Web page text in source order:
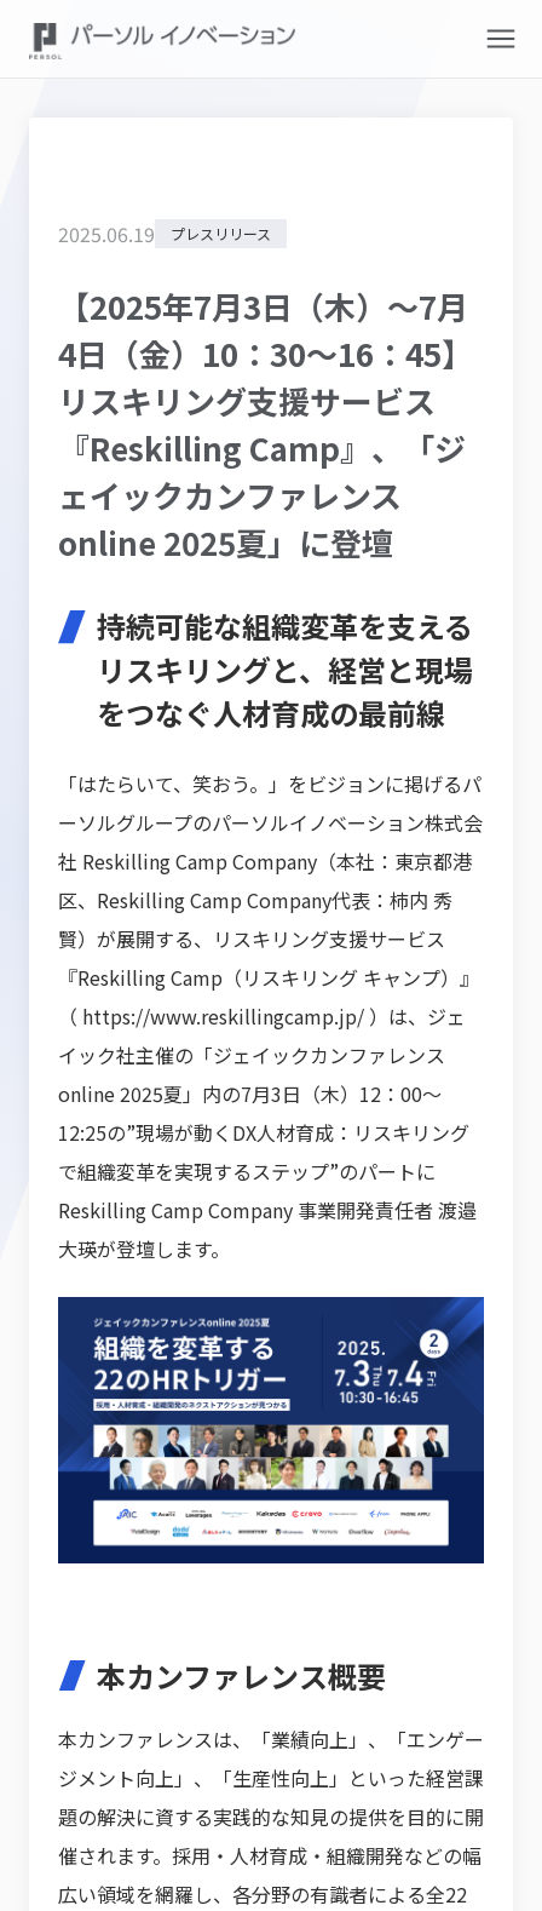
2025.06.19 プレスリリース
【2025年7月3日（木）～7月
4日（金）10：30～16：45】
リスキリング支援サービス
『Reskilling Camp』、「ジ
ェイックカンファレンス
online 2025夏」に登壇
持続可能な組織変革を支える
リスキリングと、経営と現場
をつなぐ人材育成の最前線
「はたらいて、笑おう。」をビジョンに掲げるパ
ーソルグループのパーソルイノベーション株式会
社 Reskilling Camp Company（本社：東京都港
区、Reskilling Camp Company代表：柿内 秀
賢）が展開する、リスキリング支援サービス
『Reskilling Camp（リスキリング キャンプ）』
（ https://www.reskillingcamp.jp/ ）は、ジェ
イック社主催の「ジェイックカンファレンス
online 2025夏」内の7月3日（木）12：00～
12:25の”現場が動くDX人材育成：リスキリング
で組織変革を実現するステップ”のパートに
Reskilling Camp Company 事業開発責任者 渡邉
大瑛が登壇します。
本カンファレンス概要
本カンファレンスは、「業績向上」、「エンゲー
ジメント向上」、「生産性向上」といった経営課
題の解決に資する実践的な知見の提供を目的に開
催されます。採用・人材育成・組織開発などの幅
広い領域を網羅し、各分野の有識者による全22